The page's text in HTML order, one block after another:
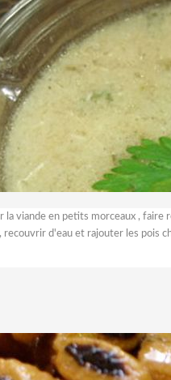
la viande en petits morceaux , faire
recouvrir d'eau et rajouter les pois